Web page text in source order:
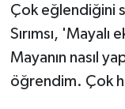
Çok eğlendiğini
Sırımsı,
Mayanın nasıl
öğrendim. Çok